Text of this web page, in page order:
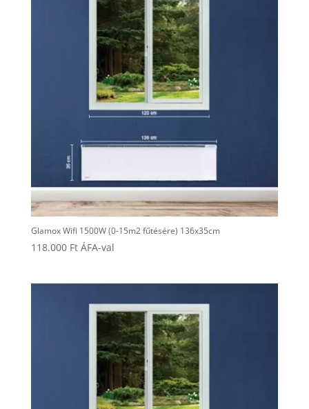
Glamox Wifi 1500W (0-15m2 fűtésére) 136x35cm
118.000 Ft ÁFA-val